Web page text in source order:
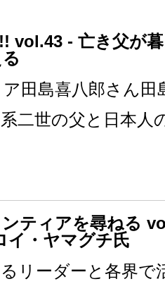
vol.43 - 亡き父が
田島喜八郎さん
二世の父と日本人
ンティアを尋ねる
イ・ヤマグチ氏
リーダーと各界で